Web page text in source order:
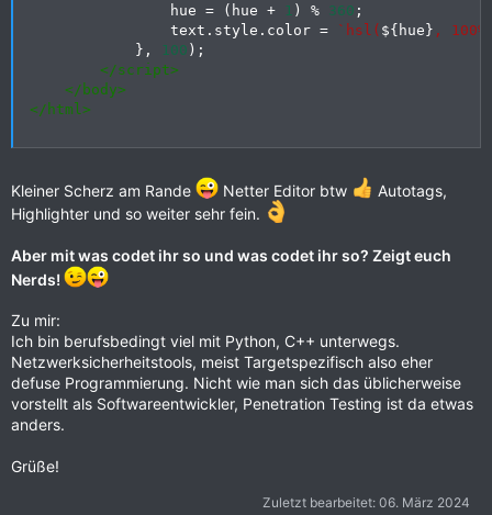
                hue
= ( hue + 1 ) % 360 ;
                text
. style . color = ` hsl( ${ hue} ,
} , 100 ) ;
</script>
</ body>
</ html >
Kleiner Scherz am Rande Netter Editor btw
Autotags,
Highlighter und so weiter sehr fein.
Aber mit was codet ihr so und was codet ihr so? Zeigt euch
Nerds!
Zu mir:
Ich bin berufsbedingt viel mit Python, C++ unterwegs.
Netzwerksicherheitstools, meist Targetspezifisch also eher
defuse Programmierung. Nicht wie man sich das üblicherweise
vorstellt als Softwareentwickler, Penetration Testing ist da etwas
anders.
Grüße!
Zuletzt bearbeitet: 06. März 2024